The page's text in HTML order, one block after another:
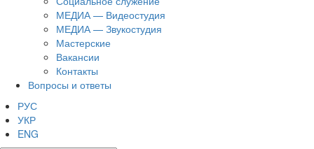
МЕДИА — Видеостудия
МЕДИА — Звукостудия
Мастерские
Вакансии
Контакты
Вопросы и ответы
РУС
УКР
ENG